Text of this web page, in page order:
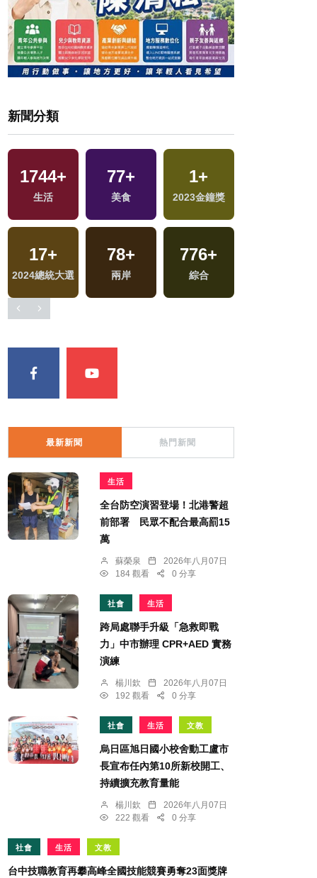
新聞分類
1744+
生活
77+
美食
1+
2023金鐘獎
17+
2024總統大選
78+
兩岸
776+
綜合
最新新聞 熱門新聞
生活
全台防空演習登場！北港警超
前部署 民眾不配合最高罰15
萬
蘇榮泉
2026年八月07日
184 觀看
0 分享
社會 生活
跨局處聯手升級「急救即戰
力」中市辦理 CPR+AED 實務
演練
楊川欽
2026年八月07日
192 觀看
0 分享
社會 生活 文教
烏日區旭日國小校舍動工盧市
長宣布任內第10所新校開工、
持續擴充教育量能
楊川欽
2026年八月07日
222 觀看
0 分享
社會 生活 文教
台中技職教育再攀高峰全國技能競賽勇奪23面獎牌